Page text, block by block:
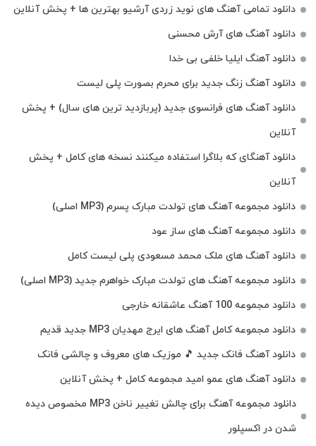
دانلود تمامی آهنگ های نوید زردی آرشیو بهترین ها + پخش آنلاین
دانلود آهنگ های آرش محسنی
دانلود آهنگ ایلیا خلفی بی خدا
دانلود آهنگ زنگ جدید برای محرم بصورت پلی لیست
دانلود آهنگ های فرانسوی جدید (پربازدید ترین های سال) + پخش
آنلاین
دانلود آهنگای که بلاگرا استفاده میکنند نسخه های کامل + پخش
آنلاین
دانلود مجموعه آهنگ های تولدت مبارک پسرم (MP3 اصلی)
دانلود مجموعه آهنگ های ساز عود
دانلود آهنگ های ملک‌ محمد مسعودی پلی لیست کامل
دانلود مجموعه آهنگ های تولدت مبارک خواهرم جدید (MP3 اصلی)
دانلود مجموعه 100 آهنگ عاشقانه خارجی
دانلود مجموعه کامل آهنگ های ایرج مهدیان MP3 جدید قدیم
دانلود آهنگ فانک جدید 🎵 موزیک‌ های معروف و چالشی فانک
دانلود آهنگ های عمو امید مجموعه کامل + پخش آنلاین
دانلود مجموعه آهنگ برای چالش تغییر ناخن MP3 مخصوص دیده
شدن در اکسپلور